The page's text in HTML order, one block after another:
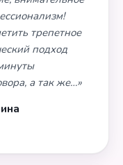
трепетное
подход
а так же…»